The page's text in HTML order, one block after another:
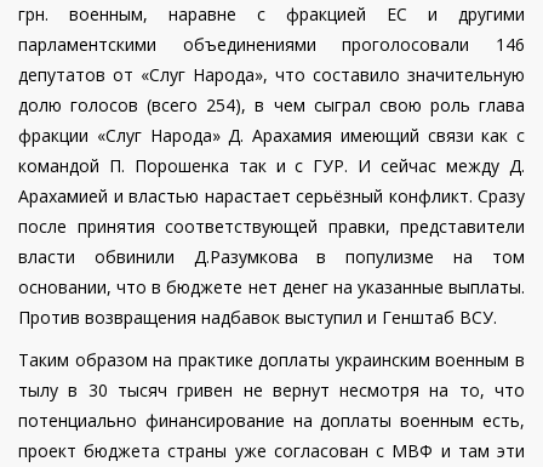
грн. военным, наравне с фракцией ЕС и другими
парламентскими объединениями проголосовали 146
депутатов от «Слуг Народа», что составило значительную
долю голосов (всего 254), в чем сыграл свою роль глава
фракции «Слуг Народа» Д. Арахамия имеющий связи как с
командой П. Порошенка так и с ГУР. И сейчас между Д.
Арахамией и властью нарастает серьёзный конфликт. Сразу
после принятия соответствующей правки, представители
власти обвинили Д.Разумкова в популизме на том
основании, что в бюджете нет денег на указанные выплаты.
Против возвращения надбавок выступил и Генштаб ВСУ.
Таким образом на практике доплаты украинским военным в
тылу в 30 тысяч гривен не вернут несмотря на то, что
потенциально финансирование на доплаты военным есть,
проект бюджета страны уже согласован с МВФ и там эти